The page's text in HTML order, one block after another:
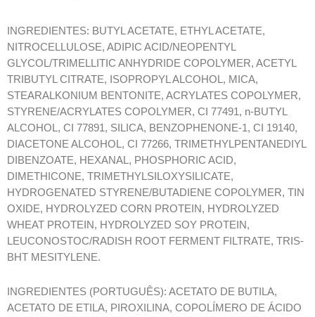
INGREDIENTES: BUTYL ACETATE, ETHYL ACETATE,
NITROCELLULOSE, ADIPIC ACID/NEOPENTYL
GLYCOL/TRIMELLITIC ANHYDRIDE COPOLYMER, ACETYL
TRIBUTYL CITRATE, ISOPROPYL ALCOHOL, MICA,
STEARALKONIUM BENTONITE, ACRYLATES COPOLYMER,
STYRENE/ACRYLATES COPOLYMER, CI 77491, n-BUTYL
ALCOHOL, CI 77891, SILICA, BENZOPHENONE-1, CI 19140,
DIACETONE ALCOHOL, CI 77266, TRIMETHYLPENTANEDIYL
DIBENZOATE, HEXANAL, PHOSPHORIC ACID,
DIMETHICONE, TRIMETHYLSILOXYSILICATE,
HYDROGENATED STYRENE/BUTADIENE COPOLYMER, TIN
OXIDE, HYDROLYZED CORN PROTEIN, HYDROLYZED
WHEAT PROTEIN, HYDROLYZED SOY PROTEIN,
LEUCONOSTOC/RADISH ROOT FERMENT FILTRATE, TRIS-
BHT MESITYLENE.
INGREDIENTES (PORTUGUÊS): ACETATO DE BUTILA,
ACETATO DE ETILA, PIROXILINA, COPOLÍMERO DE ÁCIDO